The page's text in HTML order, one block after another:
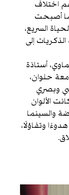
اختلاف
أصبحت
السريع،
إلى
أستاذة
حلوان،
وبصري
الألوان
والسينما
وتفاؤلًا،